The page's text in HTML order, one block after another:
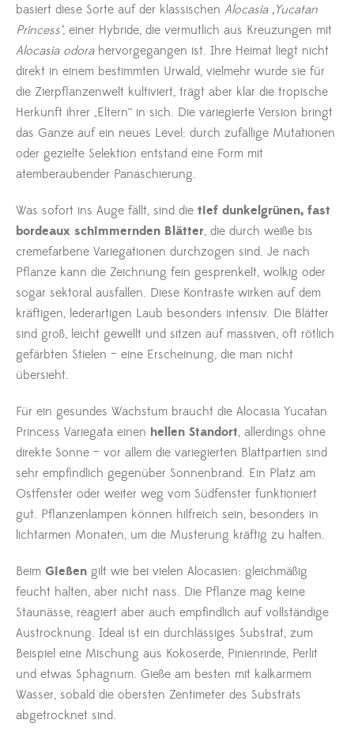
basiert diese Sorte auf der klassischen Alocasia ‚Yucatan
Princess‘, einer Hybride, die vermutlich aus Kreuzungen mit
Alocasia odorahervorgegangen ist. Ihre Heimat liegt nicht
direkt in einem bestimmten Urwald, vielmehr wurde sie für
die Zierpflanzenwelt kultiviert, trägt aber klar die tropische
Herkunft ihrer „Eltern“ in sich. Die variegierte Version bringt
das Ganze auf ein neues Level: durch zufällige Mutationen
oder gezielte Selektion entstand eine Form mit
atemberaubender Panaschierung.
Was sofort ins Auge fällt, sind die tief dunkelgrünen, fast
bordeaux schimmernden Blätter, die durch weiße bis
cremefarbene Variegationen durchzogen sind. Je nach
Pflanze kann die Zeichnung fein gesprenkelt, wolkig oder
sogar sektoral ausfallen. Diese Kontraste wirken auf dem
kräftigen, lederartigen Laub besonders intensiv. Die Blätter
sind groß, leicht gewellt und sitzen auf massiven, oft rötlich
gefärbten Stielen – eine Erscheinung, die man nicht
übersieht.
Für ein gesundes Wachstum braucht die Alocasia Yucatan
Princess Variegata einen hellen Standort, allerdings ohne
direkte Sonne – vor allem die variegierten Blattpartien sind
sehr empfindlich gegenüber Sonnenbrand. Ein Platz am
Ostfenster oder weiter weg vom Südfenster funktioniert
gut. Pflanzenlampen können hilfreich sein, besonders in
lichtarmen Monaten, um die Musterung kräftig zu halten.
Beim Gießen gilt wie bei vielen Alocasien: gleichmäßig
feucht halten, aber nicht nass. Die Pflanze mag keine
Staunässe, reagiert aber auch empfindlich auf vollständige
Austrocknung. Ideal ist ein durchlässiges Substrat, zum
Beispiel eine Mischung aus Kokoserde, Pinienrinde, Perlit
und etwas Sphagnum. Gieße am besten mit kalkarmem
Wasser, sobald die obersten Zentimeter des Substrats
abgetrocknet sind.